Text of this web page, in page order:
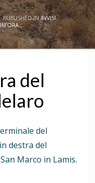
PUBLISHED INAVVISI,
del
del
destra del
Marco in Lamis.